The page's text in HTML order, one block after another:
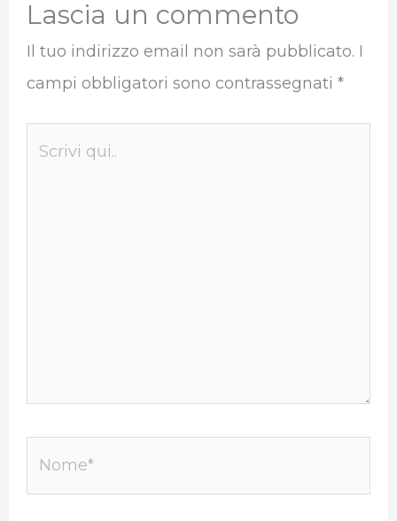
Lascia un commento
Il tuo indirizzo email non sarà pubblicato. I
campi obbligatori sono contrassegnati *